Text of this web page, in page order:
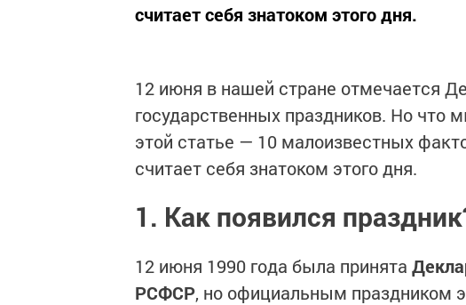
считает себя знатоком этого дня.
12 июня в нашей стране отмечается
государственных праздников. Но что
этой статье — 10 малоизвестных
считает себя знатоком этого дня.
1. Как появился
12 июня 1990 года была принята
РСФСР, но официальным праздником